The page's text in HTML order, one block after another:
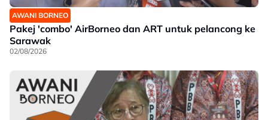
AWANI BORNEO
Pakej 'combo' AirBorneo dan ART untuk pelancong ke
Sarawak
02/08/2026